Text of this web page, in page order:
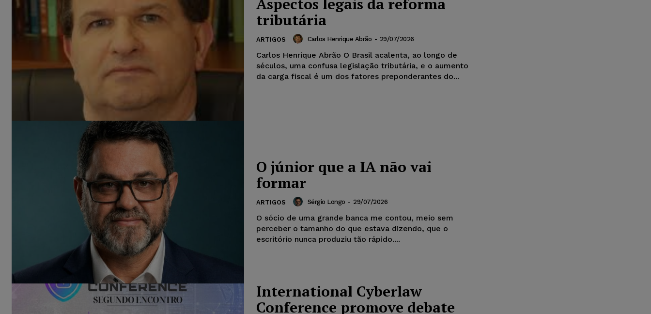
Aspectos legais da reforma
tributária
ARTIGOS Carlos Henrique Abrão - 29/07/2026
Carlos Henrique Abrão O Brasil acalenta, ao longo de
séculos, uma confusa legislação tributária, e o aumento
da carga fiscal é um dos fatores preponderantes do...
O júnior que a IA não vai
formar
ARTIGOS Sérgio Longo - 29/07/2026
O sócio de uma grande banca me contou, meio sem
perceber o tamanho do que estava dizendo, que o
escritório nunca produziu tão rápido....
International Cyberlaw
Conference promove debate